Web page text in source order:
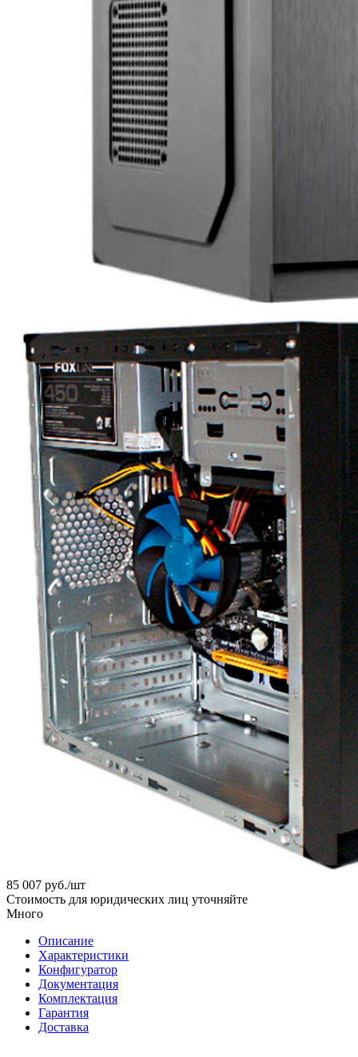
85 007 руб./шт
Стоимость для юридических лиц уточняйте
Много
Описание
Характеристики
Конфигуратор
Документация
Комплектация
Гарантия
Доставка